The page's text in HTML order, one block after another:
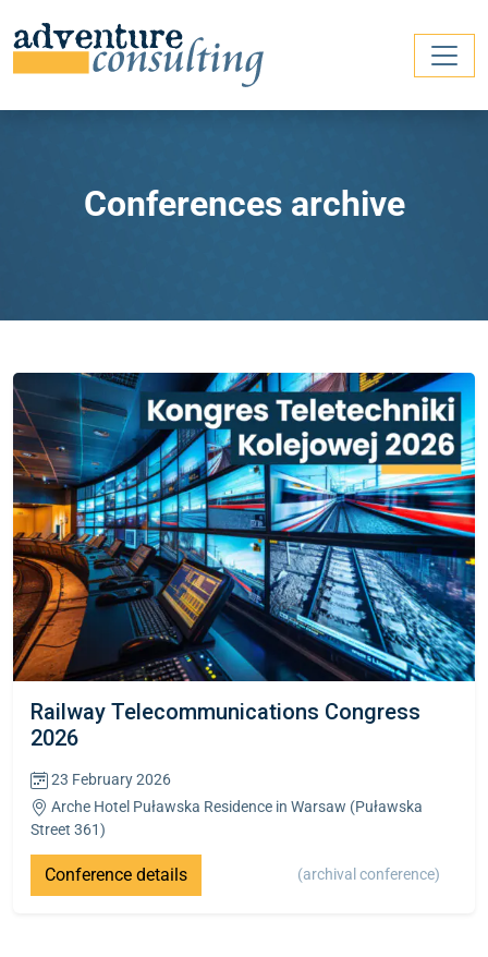
Conferences archive
Railway Telecommunications Congress
2026
23 February 2026
Arche Hotel Puławska Residence in Warsaw (Puławska
Street 361)
Conference details (archival conference)